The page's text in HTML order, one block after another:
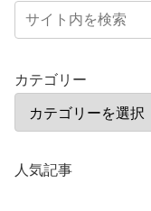
カテゴリー
人気記事